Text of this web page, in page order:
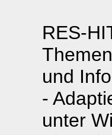
RES-
und
-
unter